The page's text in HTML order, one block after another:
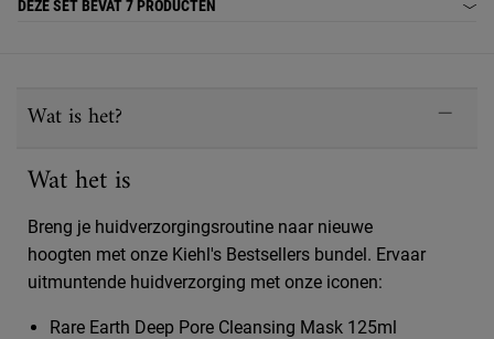
DEZE SET BEVAT7 PRODUCTEN
Wat is het?
Wat het is
Breng je huidverzorgingsroutine naar nieuwe
hoogten met onze Kiehl's Bestsellers bundel. Ervaar
uitmuntende huidverzorging met onze iconen:
Rare Earth Deep Pore Cleansing Mask 125ml